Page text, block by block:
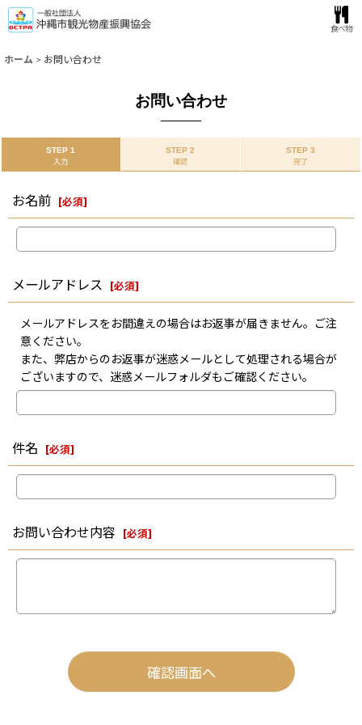
食べ物
ホーム > お問い合わせ
お問い合わせ
STEP 1
入力
STEP 2
確認
STEP 3
完了
お名前 [必須]
メールアドレス [必須]
メールアドレスをお間違えの場合はお返事が届きません。ご注
意ください。
また、弊店からのお返事が迷惑メールとして処理される場合が
ございますので、迷惑メールフォルダもご確認ください。
件名 [必須]
お問い合わせ内容 [必須]
確認画面へ